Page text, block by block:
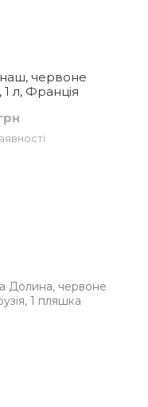
червоне
л, Франція